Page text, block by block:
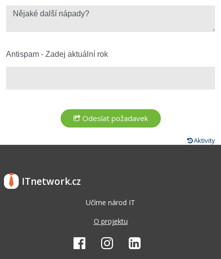
Fórum
Kybernetická bezpečnost
Antispam - Zadej aktuální rok
Aktivity
ITnetwork.cz
Učíme národ IT
O projektu